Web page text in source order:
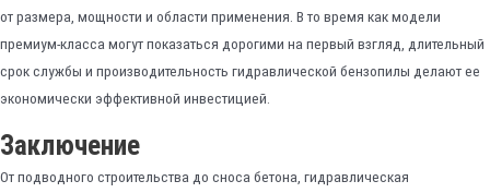
от размера, мощности и области применения. В то время как модели
премиум-класса могут показаться дорогими на первый взгляд, длительный
срок службы и производительность гидравлической бензопилы делают ее
экономически эффективной инвестицией.
Заключение
От подводного строительства до сноса бетона, гидравлическая